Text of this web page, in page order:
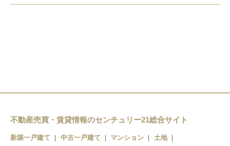
不動産売買・賃貸情報のセンチュリー21総合サイト
新築一戸建て 中古一戸建て マンション
土地